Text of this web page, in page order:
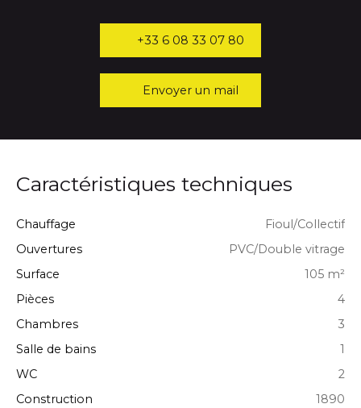
+33 6 08 33 07 80
Envoyer un mail
Caractéristiques techniques
Chauffage
Fioul/Collectif
Ouvertures
PVC/Double vitrage
Surface
105 m²
Pièces
4
Chambres
3
Salle de bains
1
WC
2
Construction
1890